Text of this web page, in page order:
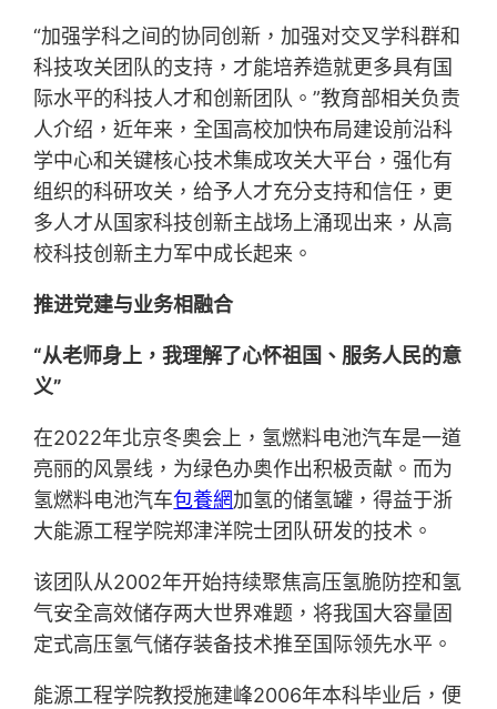
“加强学科之间的协同创新，加强对交叉学科群和
科技攻关团队的支持，才能培养造就更多具有国
际水平的科技人才和创新团队。”教育部相关负责
人介绍，近年来，全国高校加快布局建设前沿科
学中心和关键核心技术集成攻关大平台，强化有
组织的科研攻关，给予人才充分支持和信任，更
多人才从国家科技创新主战场上涌现出来，从高
校科技创新主力军中成长起来。
推进党建与业务相融合
“从老师身上，我理解了心怀祖国、服务人民的意
义”
在2022年北京冬奥会上，氢燃料电池汽车是一道
亮丽的风景线，为绿色办奥作出积极贡献。而为
氢燃料电池汽车包養網加氢的储氢罐，得益于浙
大能源工程学院郑津洋院士团队研发的技术。
该团队从2002年开始持续聚焦高压氢脆防控和氢
气安全高效储存两大世界难题，将我国大容量固
定式高压氢气储存装备技术推至国际领先水平。
能源工程学院教授施建峰2006年本科毕业后，便